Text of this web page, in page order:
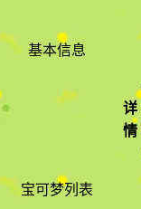
基本信息
详
情
宝可梦列表